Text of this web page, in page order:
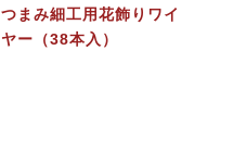
つまみ細工用花飾りワイ
ヤー（38本入）